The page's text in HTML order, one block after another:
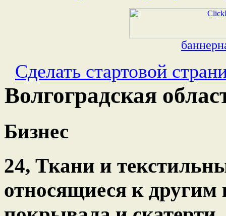
Сделать стартовой
Волгоградская
Бизнес
24, Ткани и
относящиеся к другим